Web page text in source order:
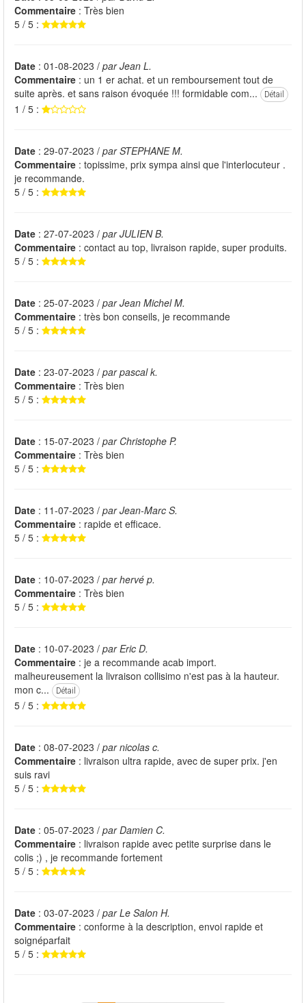
Commentaire : Très bien
5 / 5 :
Date : 01-08-2023 / par Jean L.
Commentaire : un 1 er achat. et un remboursement tout de
suite après. et sans raison évoquée !!! formidable com...
Détail
1 / 5 :
Date : 29-07-2023 / par STEPHANE M.
Commentaire : topissime, prix sympa ainsi que l'interlocuteur .
je recommande.
5 / 5 :
Date : 27-07-2023 / par JULIEN B.
Commentaire : contact au top, livraison rapide, super produits.
5 / 5 :
Date : 25-07-2023 / par Jean Michel M.
Commentaire : très bon conseils, je recommande
5 / 5 :
Date : 23-07-2023 / par pascal k.
Commentaire : Très bien
5 / 5 :
Date : 15-07-2023 / par Christophe P.
Commentaire : Très bien
5 / 5 :
Date : 11-07-2023 / par Jean-Marc S.
Commentaire : rapide et efficace.
5 / 5 :
Date : 10-07-2023 / par hervé p.
Commentaire : Très bien
5 / 5 :
Date : 10-07-2023 / par Eric D.
Commentaire : je a recommande acab import.
malheureusement la livraison collisimo n'est pas à la hauteur.
mon c...
Détail
5 / 5 :
Date : 08-07-2023 / par nicolas c.
Commentaire : livraison ultra rapide, avec de super prix. j'en
suis ravi
5 / 5 :
Date : 05-07-2023 / par Damien C.
Commentaire : livraison rapide avec petite surprise dans le
colis ;) , je recommande fortement
5 / 5 :
Date : 03-07-2023 / par Le Salon H.
Commentaire : conforme à la description, envoi rapide et
soignéparfait
5 / 5 :